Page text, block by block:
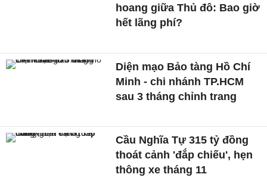
hoang giữa Thủ đô: Bao giờ
hết lãng phí?
Diện mạo Bảo tàng Hồ Chí
Minh - chi nhánh TP.HCM
sau 3 tháng chỉnh trang
Cầu Nghĩa Tự 315 tỷ đồng
thoát cảnh 'đắp chiếu', hẹn
thông xe tháng 11